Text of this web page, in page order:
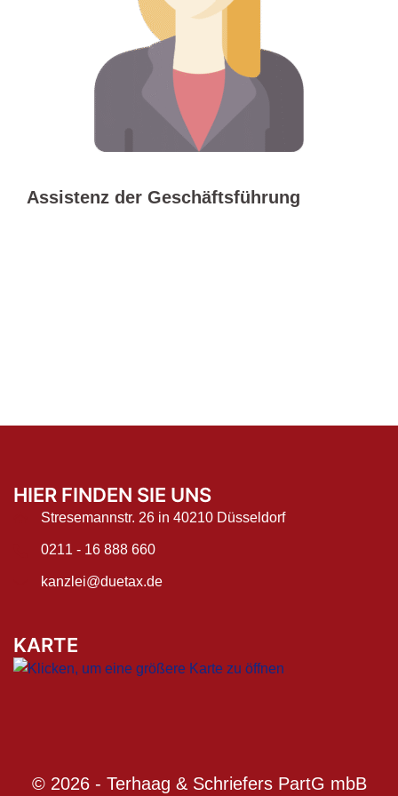
Assistenz der Geschäftsführung
HIER FINDEN SIE UNS
Stresemannstr. 26 in 40210 Düsseldorf
0211 - 16 888 660
kanzlei@duetax.de
KARTE
© 2026 - Terhaag & Schriefers PartG mbB